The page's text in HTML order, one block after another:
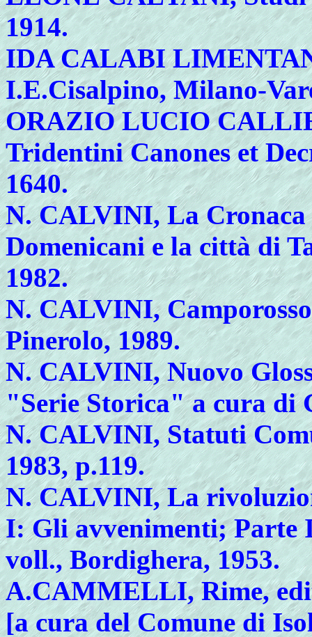
1914.
IDACALABI
I.E.Cisalpino, Milano-
ORAZIOLUCIO
Tridentini Canones et
1640.
N.CALVINI, La Cronaca
Domenicani e la città di
1982.
N.CALVINI,
Pinerolo, 1989.
N.CALVINI, Nuovo
"Serie Storica" a cura di
N.CALVINI, Statuti
1983, p.119.
N.CALVINI, La
I: Gli avvenimenti;
voll., Bordighera, 1953.
A.CAMMELLI, Rime,
[a cura del Comune di